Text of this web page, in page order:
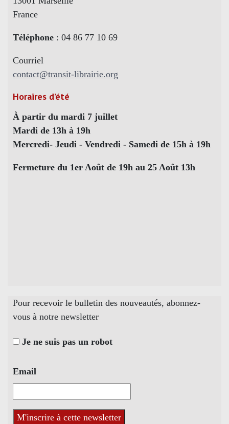
France
Téléphone : 04 86 77 10 69
Courriel
contact@transit-librairie.org
Horaires d’été
À partir du mardi 7 juillet
Mardi de 13h à 19h
Mercredi- Jeudi - Vendredi - Samedi de 15h à 19h
Fermeture du 1er Août de 19h au 25 Août 13h
Pour recevoir le bulletin des nouveautés, abonnez-
vous à notre newsletter
Je ne suis pas un robot
Email